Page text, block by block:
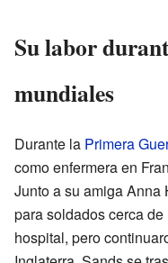
Su labor
mundiales
Durante la Primera
como enfermera en
Junto a su amiga Anna
para soldados cerca de
hospital, pero